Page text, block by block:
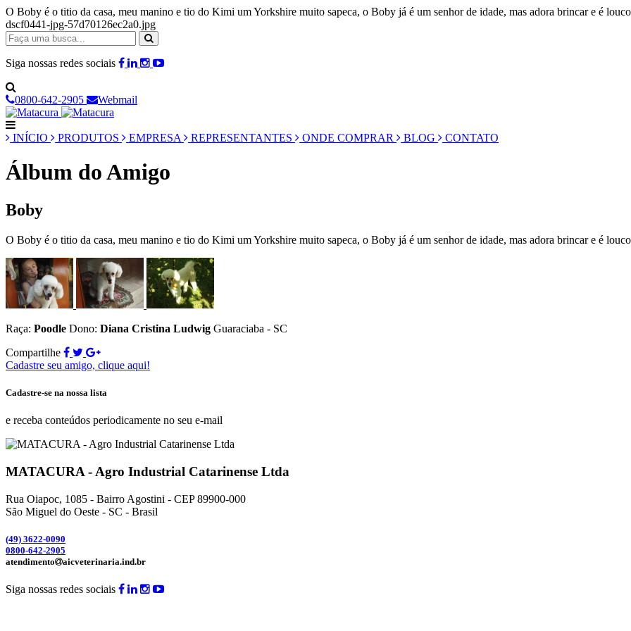
O Boby é o titio da casa, meu manino e tio do Kimi um Yorkshire muito sapeca, o Boby já é um senhor de idade, mas adora brincar e é
dscf0441-jpg-57d70126ec2a0.jpg
Siga nossas redes sociais
0800-642-2905 Webmail
INÍCIO PRODUTOS EMPRESA REPRESENTANTES ONDE COMPRAR BLOG CONTATO
Álbum do Amigo
Boby
O Boby é o titio da casa, meu manino e tio do Kimi um Yorkshire muito sapeca, o Boby já é um senhor de idade, mas adora brincar e é
Raça: Poodle Dono: Diana Cristina Ludwig Guaraciaba - SC
Compartilhe
Cadastre seu amigo, clique aqui!
Cadastre-se na nossa lista
e receba conteúdos periodicamente no seu e-mail
MATACURA - Agro Industrial Catarinense Ltda
Rua Oiapoc, 1085 - Bairro Agostini - CEP 89900-000
São Miguel do Oeste - SC - Brasil
(49) 3622-0090
0800-642-2905
atendimento
aicveterinaria.ind.br
Siga nossas redes sociais